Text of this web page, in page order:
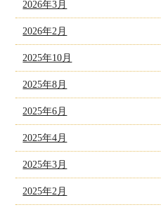
2026年3月
2026年2月
2025年10月
2025年8月
2025年6月
2025年4月
2025年3月
2025年2月